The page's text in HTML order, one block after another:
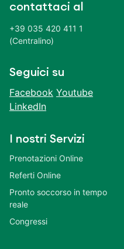
contattaci al
+39 035 420 411 1
(Centralino)
Seguici su
Facebook Youtube
LinkedIn
I nostri Servizi
Prenotazioni Online
Referti Online
Pronto soccorso in tempo
reale
Congressi